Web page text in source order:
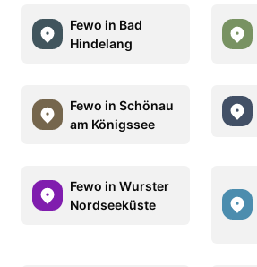
Fewo in Bad
Hindelang
Fewo in Schönau
am Königssee
Fewo in Wurster
Nordseeküste